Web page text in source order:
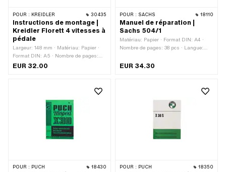
POUR : KREIDLER 30435
Instructions de montage |
Kreidler Florett 4 vitesses à
pédale
Largeur: 148 mm · Matériau: Papier ·
Format DIN: A5 · Nombre de pages:
27 pcs · Langue: Allemand · Hauteur:
EUR 32.00
POUR : SACHS 18110
Manuel de réparation |
Sachs 504/1
Matériau: Papier · Format DIN: A4 ·
Nombre de pages: 38 pcs · Langue:
Français
EUR 34.30
POUR : PUCH 18430 POUR : PUCH 18350